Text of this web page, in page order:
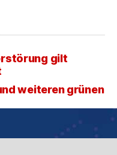
gilt
weiteren grünen